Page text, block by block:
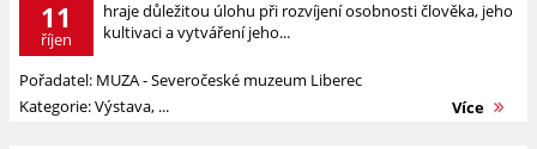
11
říjen
hraje důležitou úlohu při rozvíjení osobnosti člověka, jeho
kultivaci a vytváření jeho...
Pořadatel: MUZA - Severočeské muzeum Liberec
Kategorie: Výstava, ...
Více